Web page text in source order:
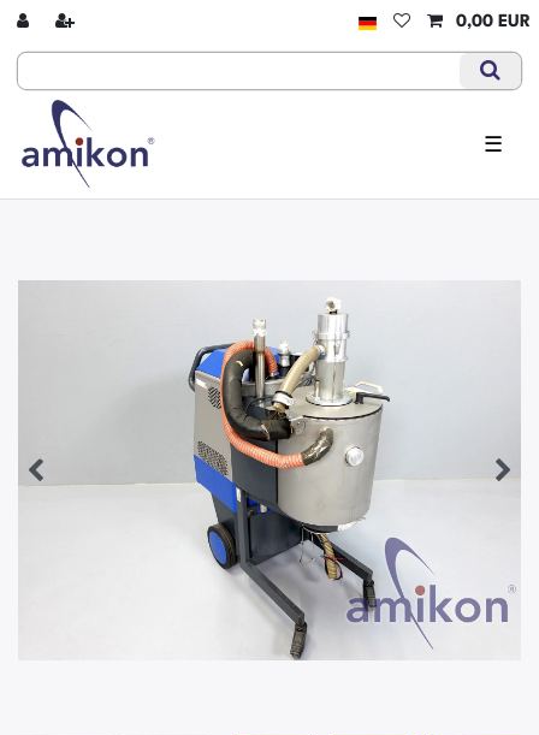
0,00 EUR
☰